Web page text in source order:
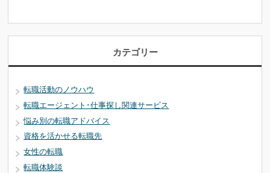
カテゴリー
転職活動のノウハウ
転職エージェント･仕事探し関連サービス
悩み別の転職アドバイス
資格を活かせる転職先
女性の転職
転職体験談